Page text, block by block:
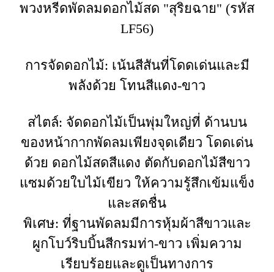
พวงหรีดพัดลมดอกไม้สด "สุริยฉาย" (รหัส
LF56)
การจัดดอกไม้: เน้นสีสันที่โดดเด่นและมี
พลังด้วย โทนสีแดง-ขาว
สไตล์: จัดดอกไม้เป็นพุ่มใหญ่ที่ ด้านบน
ของหน้ากากพัดลมเพียงจุดเดียว โดดเด่น
ด้วย ดอกไม้สดสีแดง ตัดกับดอกไม้สีขาว
แซมด้วยใบไม้เขียว ให้ความรู้สึกเข้มแข็ง
และสดชื่น
พิเศษ: ที่ฐานพัดลมมีการหุ้มผ้าสีขาวและ
ผูกโบว์ริบบิ้นสีกรมท่า-ขาว เพิ่มความ
เรียบร้อยและดูเป็นทางการ